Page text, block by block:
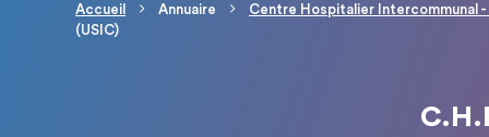
Fil d'Ariane
Accueil Annuaire
Centre Hospitalier Intercommunal -
(USIC)